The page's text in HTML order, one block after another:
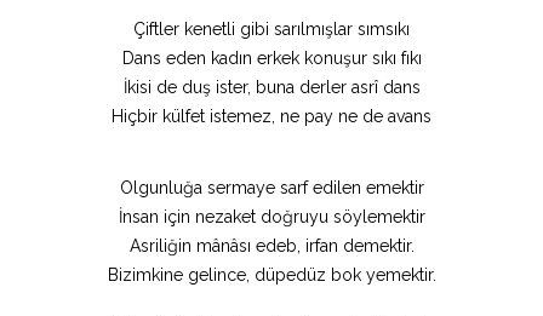
Çiftler kenetli gibi sarılmışlar sımsıkı
Dans eden kadın erkek konuşur sıkı fıkı
İkisi de duş ister, buna derler asrî dans
Hiçbir külfet istemez, ne pay ne de avans
Olgunluğa sermaye sarf edilen emektir
İnsan için nezaket doğruyu söylemektir
Asriliğin mânâsı edeb, irfan demektir.
Bizimkine gelince, düpedüz bok yemektir.